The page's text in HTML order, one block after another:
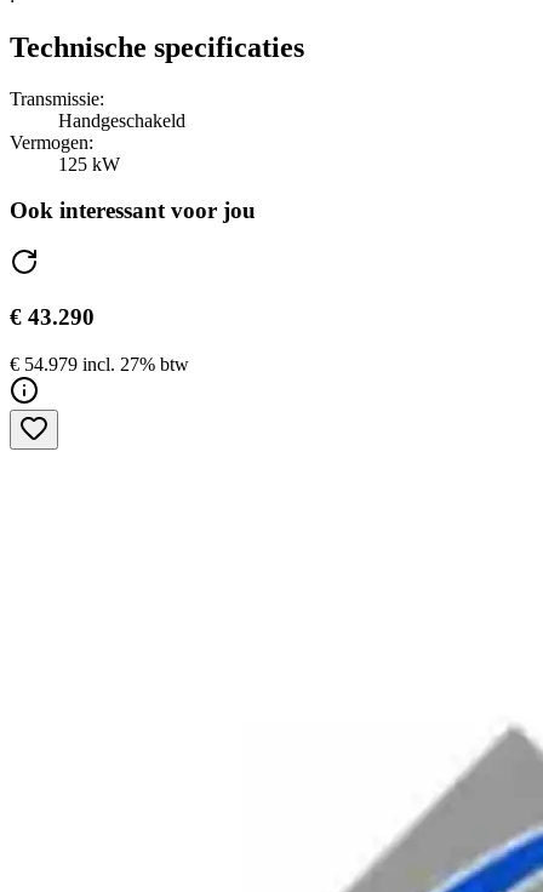
Technische specificaties
Transmissie:
Handgeschakeld
Vermogen:
125 kW
Ook interessant voor jou
€ 43.290
€ 54.979 incl. 27% btw